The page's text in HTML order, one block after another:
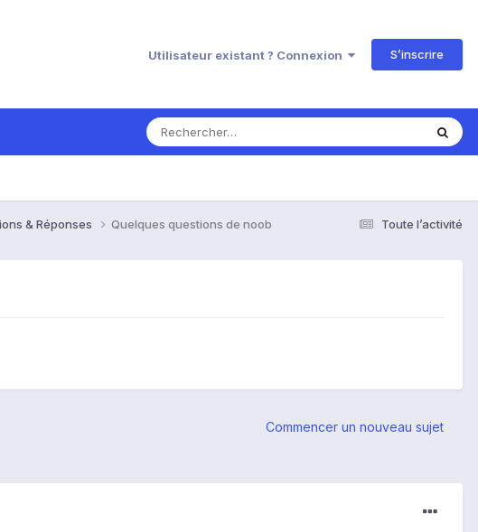
Utilisateur existant ? Connexion S’inscrire
Toute l’activité
& Réponses Quelques questions de noob
Commencer un nouveau sujet